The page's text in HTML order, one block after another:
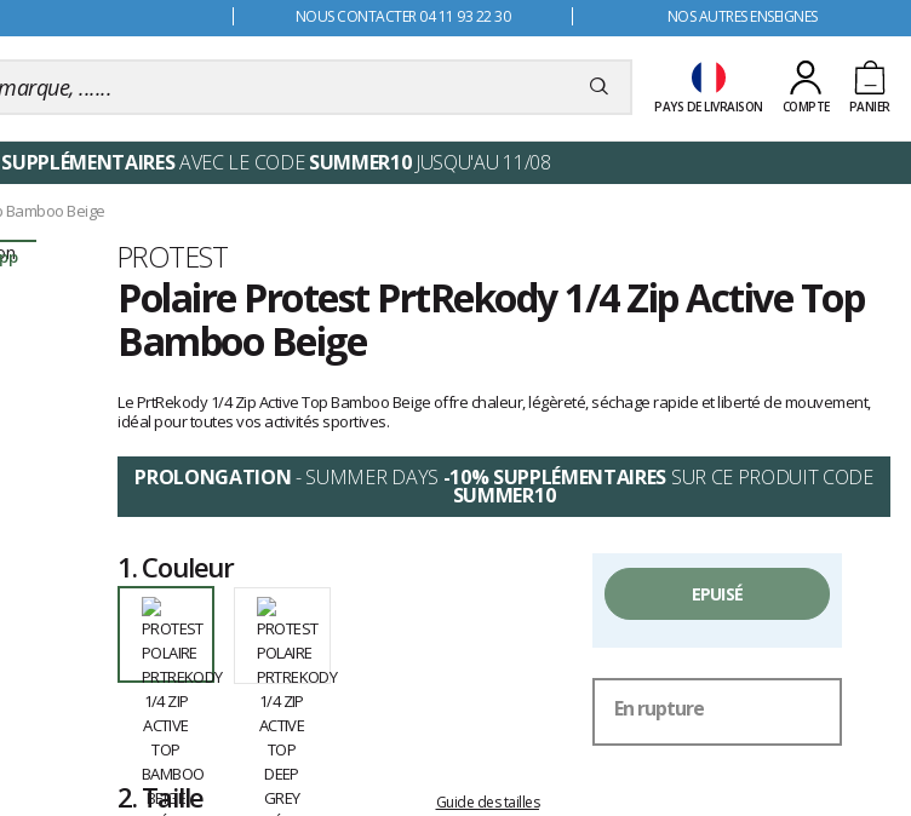
NOUS CONTACTER 04 11 93 22 30 NOS AUTRES ENSEIGNES
PAYS DE LIVRAISON COMPTE PANIER
AVEC LE CODESUMMER10JUSQU'AU 11/08
Bamboo Beige
Marque
PROTEST
Polaire Protest PrtRekody 1/4 Zip Active Top
Bamboo Beige
avis
clients
Le PrtRekody 1/4 Zip Active Top Bamboo Beige offre chaleur, légèreté, séchage rapide et liberté de mouvement,
idéal pour toutes vos activités sportives.
PROLONGATION- SUMMER DAYS -10% SUPPLÉMENTAIRES SUR CE PRODUIT CODE
SUMMER10
1.Couleur
2.Taille Guide des tailles
EPUISÉ
En rupture